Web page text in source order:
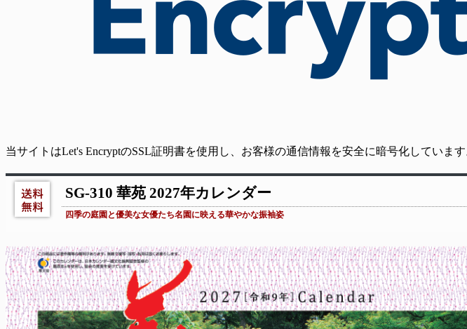
当サイトはLet's EncryptのSSL証明書を使用し、お客様の通信情報を安全に暗号化しています
SG-310 華苑 2027年カレンダー
四季の庭園と優美な女優たち名園に映える華やかな振袖姿